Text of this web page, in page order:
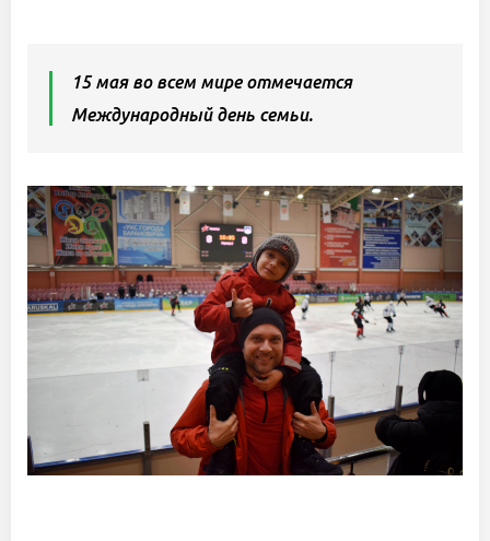
15 мая во всем мире отмечается
Международный день семьи.